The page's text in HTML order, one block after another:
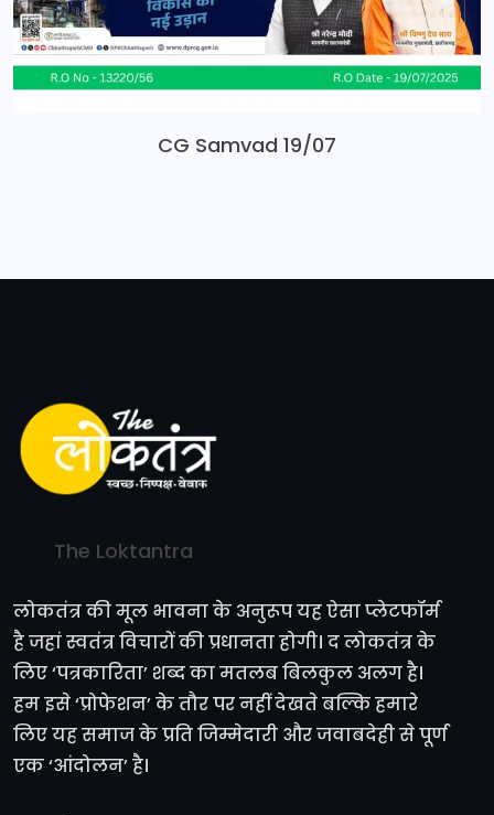
CG Samvad 19/07
The Loktantra
लोकतंत्र की मूल भावना के अनुरूप यह ऐसा प्लेटफॉर्म
है जहां स्वतंत्र विचारों की प्रधानता होगी। द लोकतंत्र के
लिए ‘पत्रकारिता’ शब्द का मतलब बिलकुल अलग है।
हम इसे ‘प्रोफेशन’ के तौर पर नहीं देखते बल्कि हमारे
लिए यह समाज के प्रति जिम्मेदारी और जवाबदेही से पूर्ण
एक ‘आंदोलन’ है।